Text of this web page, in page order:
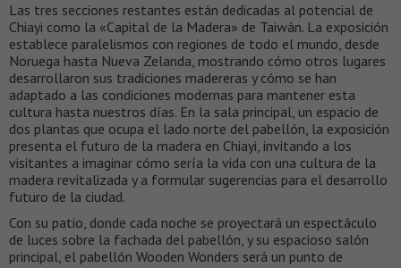
Las tres secciones restantes están dedicadas al potencial de
Chiayi como la «Capital de la Madera» de Taiwán. La exposición
establece paralelismos con regiones de todo el mundo, desde
Noruega hasta Nueva Zelanda, mostrando cómo otros lugares
desarrollaron sus tradiciones madereras y cómo se han
adaptado a las condiciones modernas para mantener esta
cultura hasta nuestros días. En la sala principal, un espacio de
dos plantas que ocupa el lado norte del pabellón, la exposición
presenta el futuro de la madera en Chiayi, invitando a los
visitantes a imaginar cómo sería la vida con una cultura de la
madera revitalizada y a formular sugerencias para el desarrollo
futuro de la ciudad.
Con su patio, donde cada noche se proyectará un espectáculo
de luces sobre la fachada del pabellón, y su espacioso salón
principal, el pabellón Wooden Wonders será un punto de